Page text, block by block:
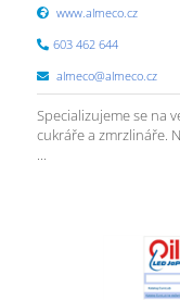
www.almeco.cz
603 462 644
almeco@almeco.cz
Specializujeme se na
cukráře a zmrzlináře.
...